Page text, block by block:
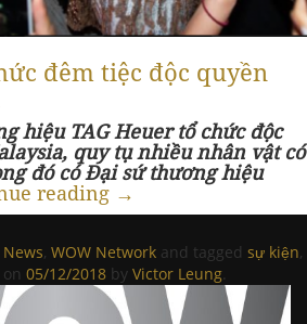
đêm tiệc độc quyền
hiệu TAG Heuer tổ chức độc
quy tụ nhiều nhân vật có
đó có Đại sứ thương hiệu
reading →
News, WOW Network and tagged sự kiện,
on 05/12/2018 by Victor Leung.